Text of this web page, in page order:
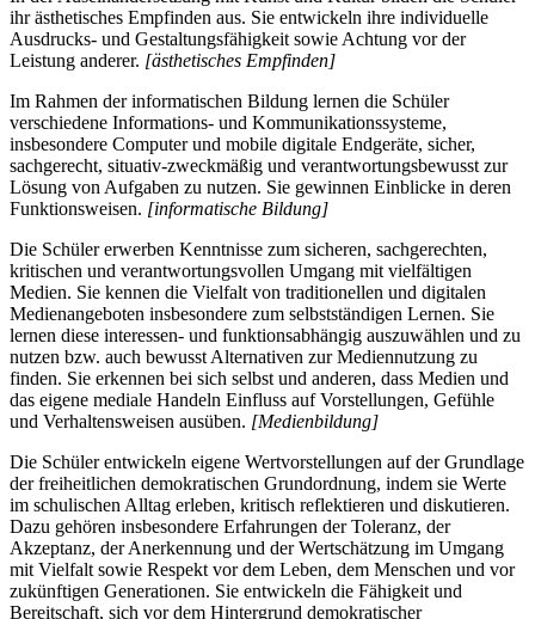
ihr ästhetisches Empfinden aus. Sie entwickeln ihre individuelle
Ausdrucks- und Gestaltungsfähigkeit sowie Achtung vor der
Leistung anderer. [ästhetisches Empfinden]
Im Rahmen der informatischen Bildung lernen die Schüler
verschiedene Informations- und Kommunikationssysteme,
insbesondere Computer und mobile digitale Endgeräte, sicher,
sachgerecht, situativ-zweckmäßig und verantwortungsbewusst zur
Lösung von Aufgaben zu nutzen. Sie gewinnen Einblicke in deren
Funktionsweisen. [informatische Bildung]
Die Schüler erwerben Kenntnisse zum sicheren, sachgerechten,
kritischen und verantwortungsvollen Umgang mit vielfältigen
Medien. Sie kennen die Vielfalt von traditionellen und digitalen
Medienangeboten insbesondere zum selbstständigen Lernen. Sie
lernen diese interessen- und funktionsabhängig auszuwählen und zu
nutzen bzw. auch bewusst Alternativen zur Mediennutzung zu
finden. Sie erkennen bei sich selbst und anderen, dass Medien und
das eigene mediale Handeln Einfluss auf Vorstellungen, Gefühle
und Verhaltensweisen ausüben. [Medienbildung]
Die Schüler entwickeln eigene Wertvorstellungen auf der Grundlage
der freiheitlichen demokratischen Grundordnung, indem sie Werte
im schulischen Alltag erleben, kritisch reflektieren und diskutieren.
Dazu gehören insbesondere Erfahrungen der Toleranz, der
Akzeptanz, der Anerkennung und der Wertschätzung im Umgang
mit Vielfalt sowie Respekt vor dem Leben, dem Menschen und vor
zukünftigen Generationen. Sie entwickeln die Fähigkeit und
Bereitschaft, sich vor dem Hintergrund demokratischer